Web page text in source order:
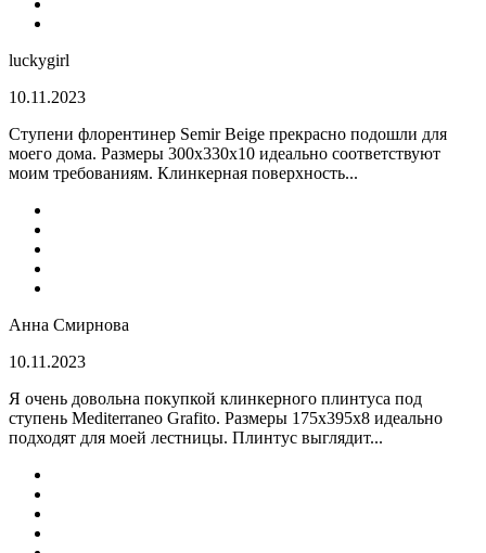
luckygirl
10.11.2023
Ступени флорентинер Semir Beige прекрасно подошли для
моего дома. Размеры 300х330х10 идеально соответствуют
моим требованиям. Клинкерная поверхность...
Анна Смирнова
10.11.2023
Я очень довольна покупкой клинкерного плинтуса под
ступень Mediterraneo Grafito. Размеры 175х395х8 идеально
подходят для моей лестницы. Плинтус выглядит...